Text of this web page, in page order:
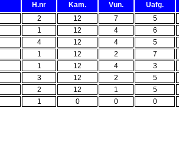
H.nr Kam. Vun.
Uafg.
2 12 7
5
1 12 4
6
4 12 4
5
1 12 2
7
1 12 4
3
3 12 2
5
2 12 1
5
1 0 0 0